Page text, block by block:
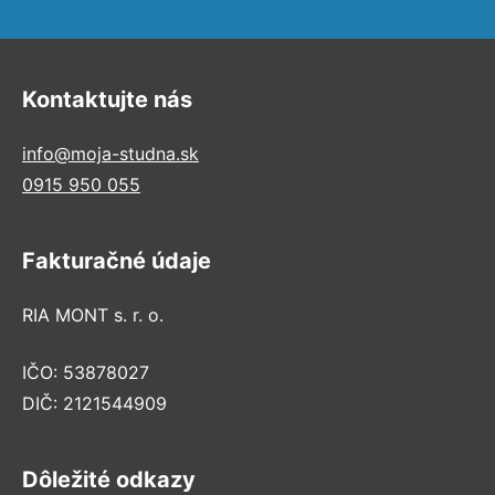
Kontaktujte nás
info@moja-studna.sk
0915 950 055
Fakturačné údaje
RIA MONT s. r. o.
IČO: 53878027
DIČ: 2121544909
Dôležité odkazy